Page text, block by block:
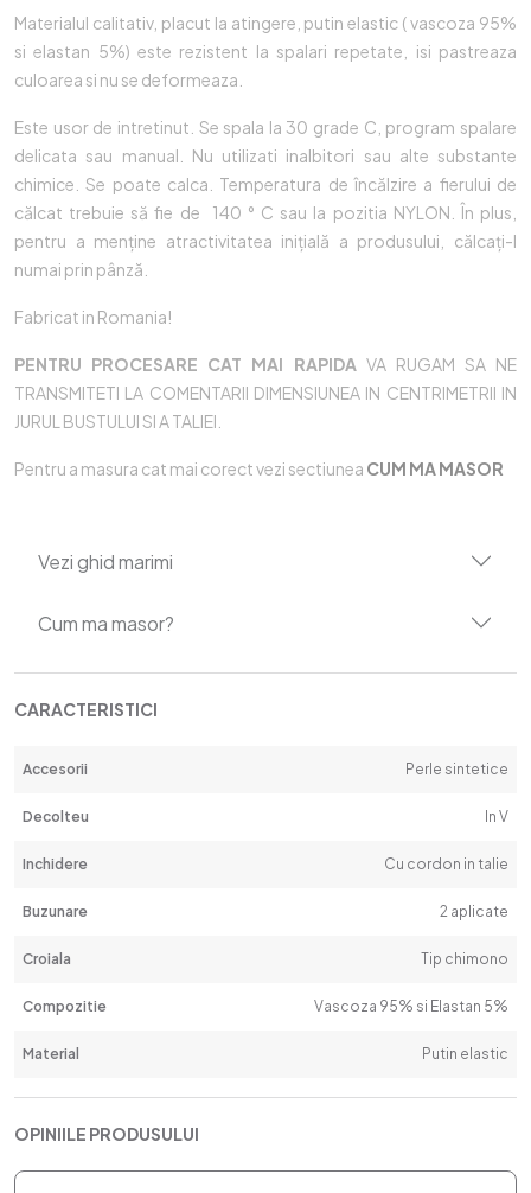
Materialul calitativ, placut la atingere, putin elastic ( vascoza 95%
si elastan 5%) este rezistent la spalari repetate, isi pastreaza
culoarea si nu se deformeaza.
Este usor de intretinut. Se spala la 30 grade C, program spalare
delicata sau manual. Nu utilizati inalbitori sau alte substante
chimice. Se poate calca. Temperatura de încălzire a fierului de
călcat trebuie să fie de 140 ° C sau la pozitia NYLON. În plus,
pentru a menține atractivitatea inițială a produsului, călcați-l
numai prin pânză.
Fabricat in Romania!
PENTRU PROCESARE CAT MAI RAPIDAVA RUGAM SA NE
TRANSMITETI LA COMENTARII DIMENSIUNEA IN CENTRIMETRII IN
JURUL BUSTULUI SI A TALIEI.
Pentru a masura cat mai corect vezi sectiunea CUM MA MASOR
Vezi ghid marimi
Cum ma masor?
CARACTERISTICI
Accesorii Perle sintetice
Decolteu In V
Inchidere Cu cordon in talie
Buzunare 2 aplicate
Croiala Tip chimono
Compozitie Vascoza 95% si Elastan 5%
Material Putin elastic
OPINIILE PRODUSULUI